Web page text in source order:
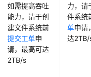
如需提高吞吐
能力，请于创
建文件系统前
提交工单申
请，最高可达
2TB/s
力，请
件系统
单申请
达2TB/